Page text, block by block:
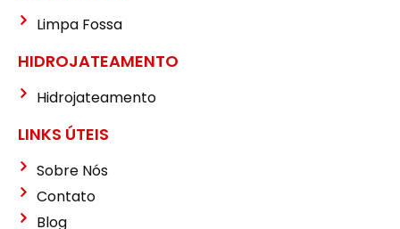
Limpa Fossa
HIDROJATEAMENTO
Hidrojateamento
LINKS ÚTEIS
Sobre Nós
Contato
Blog